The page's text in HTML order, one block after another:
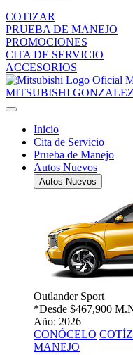
COTIZAR
PRUEBA DE MANEJO
PROMOCIONES
CITA DE SERVICIO
ACCESORIOS
MITSUBISHI
Inicio
Cita de Servicio
Prueba de Manejo
Autos Nuevos
Autos Nuevos
Outlander Sport
*Desde $467,900
Año: 2026
CONÓCELO
MANEJO